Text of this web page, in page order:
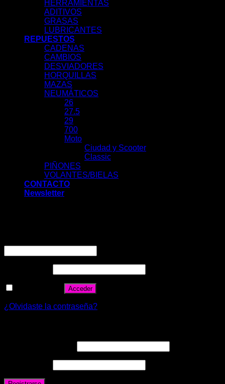
HERRAMIENTAS
ADITIVOS
GRASAS
LUBRICANTES
REPUESTOS
CADENAS
CAMBIOS
DESVIADORES
HORQUILLAS
MAZAS
NEUMÁTICOS
26
27.5
29
700
Moto
Ciudad y Scooter
Classic
PIÑONES
VOLANTES/BIELAS
CONTACTO
Newsletter
Acceder
¿Olvidaste la contraseña?